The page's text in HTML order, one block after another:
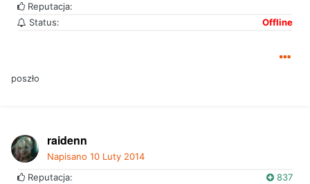
Reputacja:
Status:
Offline
poszło
raidenn
Napisano 10 Luty 2014
Reputacja:
837